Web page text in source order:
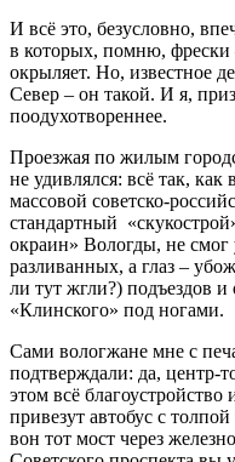
И всё это, безусловно,
в которых, помню, фрески
окрыляет. Но, известное
Север – он такой. И я,
поодухотвореннее.
Проезжая по жилым
не удивлялся: всё так,
массовой советско-
стандартный
окраин» Вологды, не смог
разливанных, а глаз –
ли тут жгли?) подъездов
«Клинского» под ногами.
Сами вологжане мне с
подтверждали: да, центр-
этом всё
привезут автобус с
вон тот мост через